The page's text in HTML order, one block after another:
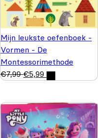
Mijn leukste oefenboek -
Vormen - De
Montessorimethode
€7,99 €5,99